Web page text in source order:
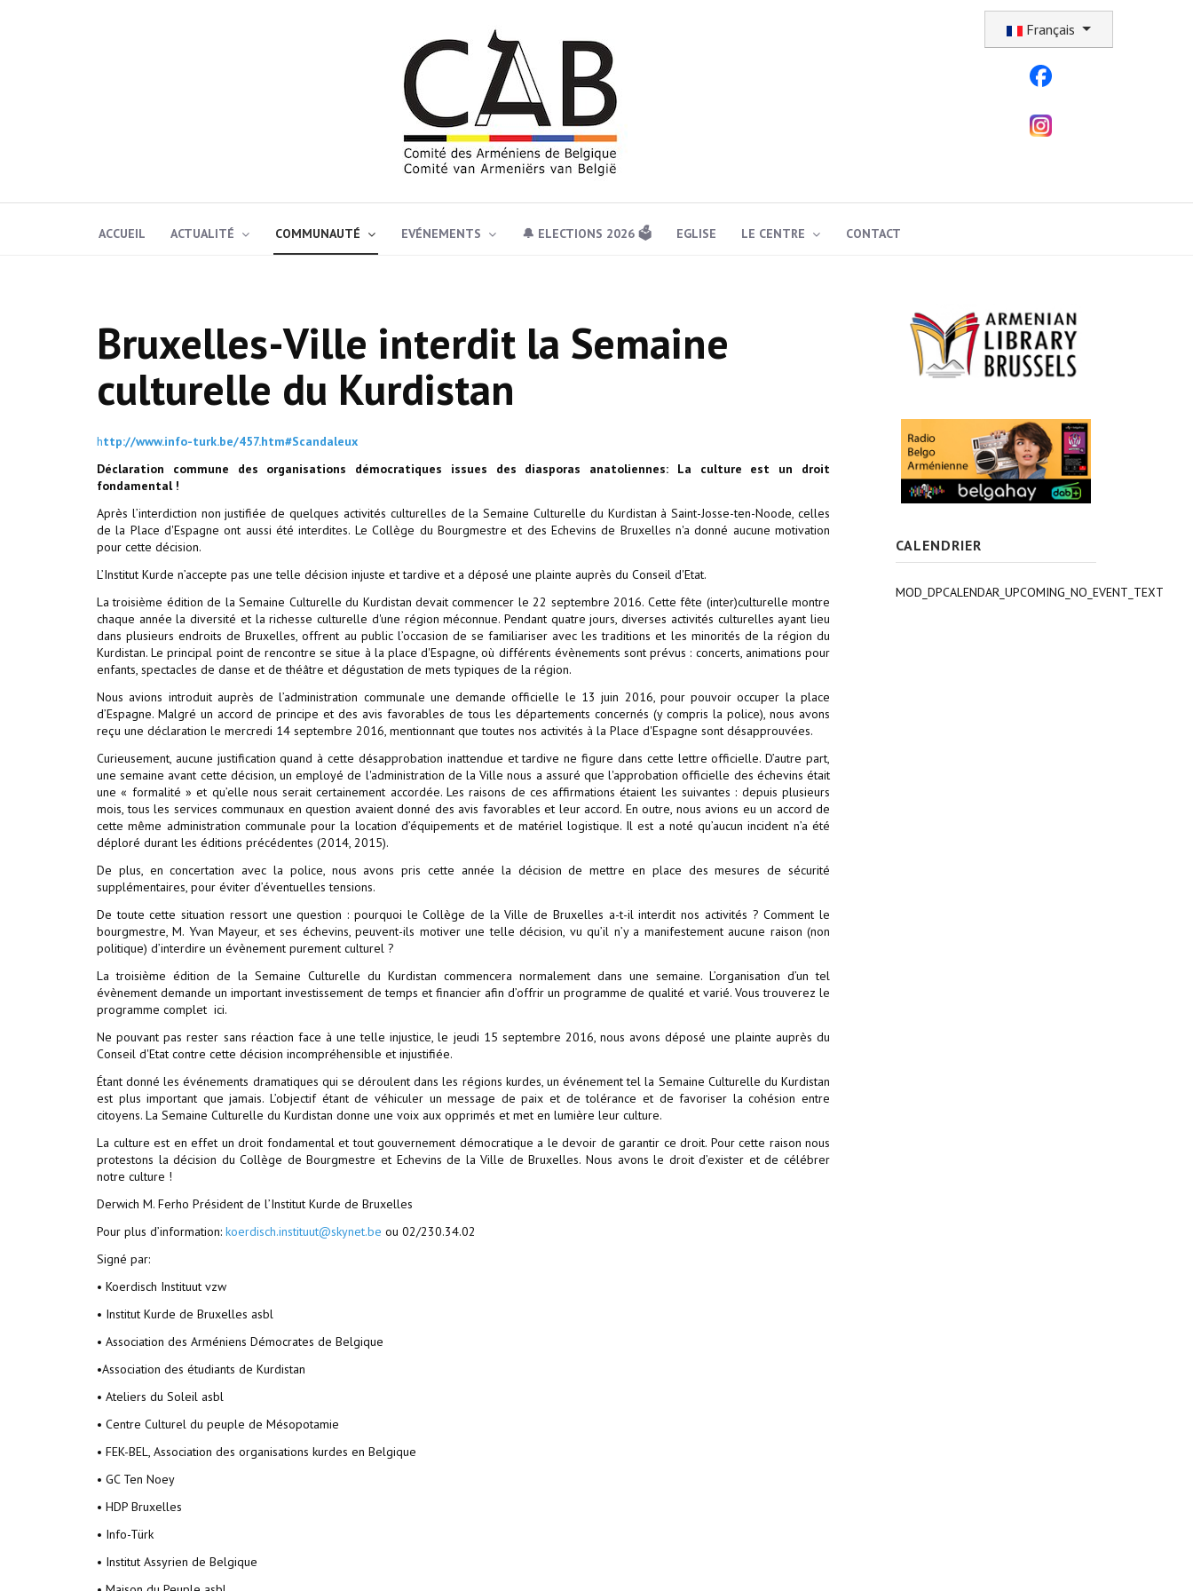
Français
ACCUEIL ACTUALITÉ COMMUNAUTÉ EVÉNEMENTS 🔔 ELECTIONS 2026 🗳️ EGLISE LE CENTRE CONTACT
Bruxelles-Ville interdit la Semaine
culturelle du Kurdistan
http://www.info-turk.be/457.htm#Scandaleux
Déclaration commune des organisations démocratiques issues des diasporas anatoliennes: La culture est un droit
fondamental !
Après l’interdiction non justifiée de quelques activités culturelles de la Semaine Culturelle du Kurdistan à Saint-Josse-ten-Noode, celles
de la Place d'Espagne ont aussi été interdites. Le Collège du Bourgmestre et des Echevins de Bruxelles n'a donné aucune motivation
pour cette décision.
L’Institut Kurde n’accepte pas une telle décision injuste et tardive et a déposé une plainte auprès du Conseil d'Etat.
La troisième édition de la Semaine Culturelle du Kurdistan devait commencer le 22 septembre 2016. Cette fête (inter)culturelle montre
chaque année la diversité et la richesse culturelle d'une région méconnue. Pendant quatre jours, diverses activités culturelles ayant lieu
dans plusieurs endroits de Bruxelles, offrent au public l’occasion de se familiariser avec les traditions et les minorités de la région du
Kurdistan. Le principal point de rencontre se situe à la place d'Espagne, où différents évènements sont prévus : concerts, animations pour
enfants, spectacles de danse et de théâtre et dégustation de mets typiques de la région.
Nous avions introduit auprès de l’administration communale une demande officielle le 13 juin 2016, pour pouvoir occuper la place
d’Espagne. Malgré un accord de principe et des avis favorables de tous les départements concernés (y compris la police), nous avons
reçu une déclaration le mercredi 14 septembre 2016, mentionnant que toutes nos activités à la Place d'Espagne sont désapprouvées.
Curieusement, aucune justification quand à cette désapprobation inattendue et tardive ne figure dans cette lettre officielle. D’autre part,
une semaine avant cette décision, un employé de l'administration de la Ville nous a assuré que l'approbation officielle des échevins était
une « formalité » et qu’elle nous serait certainement accordée. Les raisons de ces affirmations étaient les suivantes : depuis plusieurs
mois, tous les services communaux en question avaient donné des avis favorables et leur accord. En outre, nous avions eu un accord de
cette même administration communale pour la location d’équipements et de matériel logistique. Il est a noté qu’aucun incident n’a été
déploré durant les éditions précédentes (2014, 2015).
De plus, en concertation avec la police, nous avons pris cette année la décision de mettre en place des mesures de sécurité
supplémentaires, pour éviter d’éventuelles tensions.
De toute cette situation ressort une question : pourquoi le Collège de la Ville de Bruxelles a-t-il interdit nos activités ? Comment le
bourgmestre, M. Yvan Mayeur, et ses échevins, peuvent-ils motiver une telle décision, vu qu’il n’y a manifestement aucune raison (non
politique) d’interdire un évènement purement culturel ?
La troisième édition de la Semaine Culturelle du Kurdistan commencera normalement dans une semaine. L’organisation d’un tel
évènement demande un important investissement de temps et financier afin d’offrir un programme de qualité et varié. Vous trouverez le
programme complet ici.
Ne pouvant pas rester sans réaction face à une telle injustice, le jeudi 15 septembre 2016, nous avons déposé une plainte auprès du
Conseil d'Etat contre cette décision incompréhensible et injustifiée.
Étant donné les événements dramatiques qui se déroulent dans les régions kurdes, un événement tel la Semaine Culturelle du Kurdistan
est plus important que jamais. L’objectif étant de véhiculer un message de paix et de tolérance et de favoriser la cohésion entre
citoyens. La Semaine Culturelle du Kurdistan donne une voix aux opprimés et met en lumière leur culture.
La culture est en effet un droit fondamental et tout gouvernement démocratique a le devoir de garantir ce droit. Pour cette raison nous
protestons la décision du Collège de Bourgmestre et Echevins de la Ville de Bruxelles. Nous avons le droit d’exister et de célébrer
notre culture !
Derwich M. Ferho Président de l’Institut Kurde de Bruxelles
Pour plus d’information: koerdisch.instituut@skynet.be ou 02/230.34.02
Signé par:
• Koerdisch Instituut vzw
• Institut Kurde de Bruxelles asbl
• Association des Arméniens Démocrates de Belgique
•Association des étudiants de Kurdistan
• Ateliers du Soleil asbl
• Centre Culturel du peuple de Mésopotamie
• FEK-BEL, Association des organisations kurdes en Belgique
• GC Ten Noey
• HDP Bruxelles
• Info-Türk
• Institut Assyrien de Belgique
CALENDRIER
MOD_DPCALENDAR_UPCOMING_NO_EVENT_TEXT